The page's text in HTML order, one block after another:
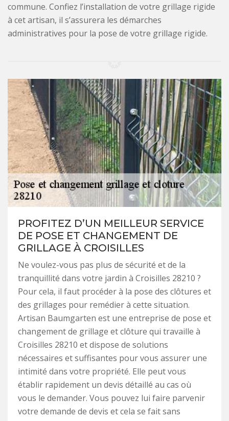
commune. Confiez l’installation de votre grillage rigide
à cet artisan, il s’assurera les démarches
administratives pour la pose de votre grillage rigide.
PROFITEZ D’UN MEILLEUR SERVICE
DE POSE ET CHANGEMENT DE
GRILLAGE À CROISILLES
Ne voulez-vous pas plus de sécurité et de la
tranquillité dans votre jardin à Croisilles 28210 ?
Pour cela, il faut procéder à la pose des clôtures et
des grillages pour remédier à cette situation.
Artisan Baumgarten est une entreprise de pose et
changement de grillage et clôture qui travaille à
Croisilles 28210 et dispose de solutions
nécessaires et suffisantes pour vous assurer une
intimité dans votre propriété. Elle peut vous
établir rapidement un devis détaillé au cas où
vous le demander. Vous pouvez lui faire parvenir
votre demande de devis et cela se fait sans